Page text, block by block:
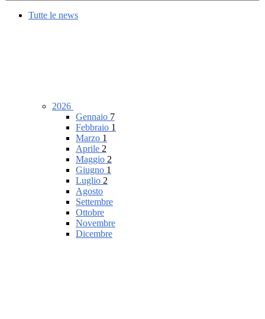
Tutte le news
2026
Gennaio 7
Febbraio 1
Marzo 1
Aprile 2
Maggio 2
Giugno 1
Luglio 2
Agosto
Settembre
Ottobre
Novembre
Dicembre